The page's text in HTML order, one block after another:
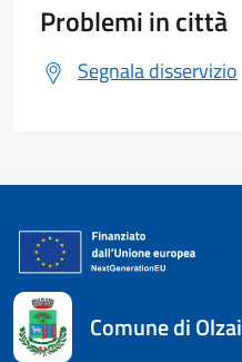
Problemi in città
Segnala disservizio
Comune di Olzai